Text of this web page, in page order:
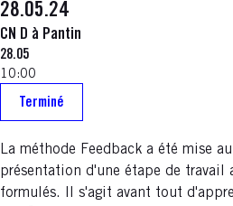
28.05.24
CN D à Pantin
28.05
10:00
Terminé
La méthode Feedback a été mise
présentation d'une étape de
formulés. Il s'agit avant tout